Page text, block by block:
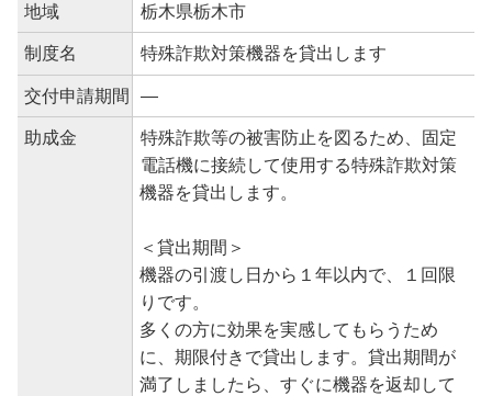
地域 栃木県栃木市
制度名 特殊詐欺対策機器を貸出します
交付申請期間 ―
助成金
特殊詐欺等の被害防止を図るため、固定
電話機に接続して使用する特殊詐欺対策
機器を貸出します。
＜貸出期間＞
機器の引渡し日から１年以内で、１回限
りです。
多くの方に効果を実感してもらうため
に、期限付きで貸出します。貸出期間が
満了しましたら、すぐに機器を返却して